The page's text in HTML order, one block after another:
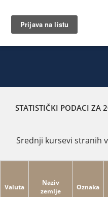
STATISTIČKI PODACI ZA
Srednji kursevi stranih
Valuta
Naziv
zemlje
Oznaka